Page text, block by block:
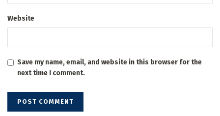
Website
Save my name, email, and website in this browser for the
next time I comment.